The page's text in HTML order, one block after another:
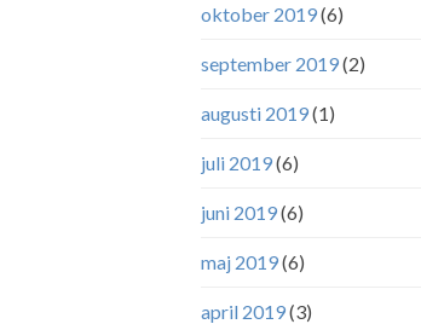
oktober 2019(6)
september 2019(2)
augusti 2019(1)
juli 2019(6)
juni 2019(6)
maj 2019(6)
april 2019(3)